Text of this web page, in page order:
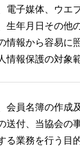
子媒体、ウエ
年月日その他
報から容易に
報保護の対象
員名簿の作成
付、当協会の
業務を行う目